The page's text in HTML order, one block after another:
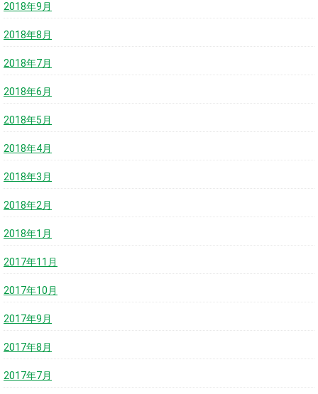
2018年9月
2018年8月
2018年7月
2018年6月
2018年5月
2018年4月
2018年3月
2018年2月
2018年1月
2017年11月
2017年10月
2017年9月
2017年8月
2017年7月